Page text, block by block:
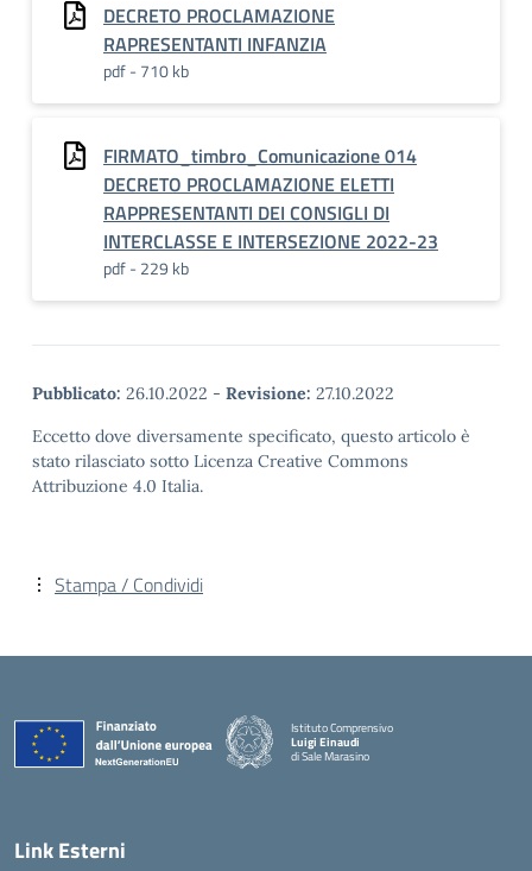
DECRETO PROCLAMAZIONE
RAPRESENTANTI INFANZIA
pdf - 710 kb
FIRMATO_timbro_Comunicazione 014
DECRETO PROCLAMAZIONE ELETTI
RAPPRESENTANTI DEI CONSIGLI DI
INTERCLASSE E INTERSEZIONE 2022-23
pdf - 229 kb
Pubblicato: 26.10.2022 - Revisione: 27.10.2022
Eccetto dove diversamente specificato, questo articolo è
stato rilasciato sotto Licenza Creative Commons
Attribuzione 4.0 Italia.
Stampa / Condividi
Istituto Comprensivo
Luigi Einaudi
di Sale Marasino
Link Esterni